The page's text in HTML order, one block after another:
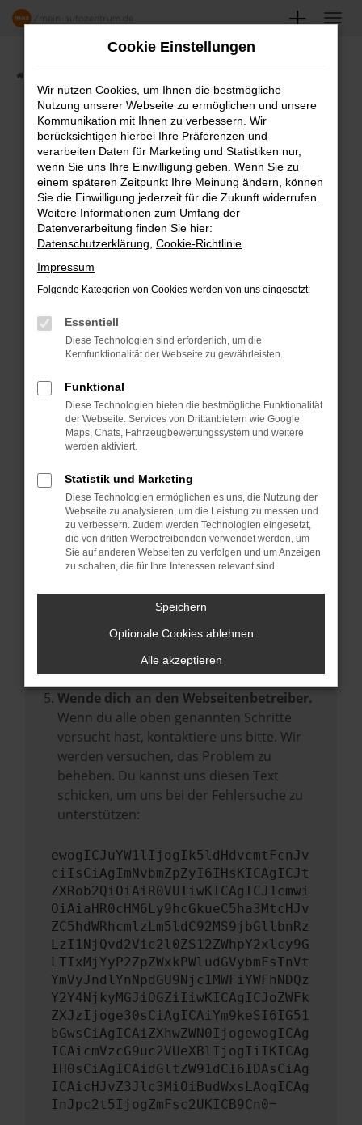
Zum
FAHRZEUGSHOWROOM
Fehler: Network Error
Beim Laden ist ein Fehler aufgetreten.
Hier sind ein paar Tipps, die dir helfen können:
Überprüfe deine Firewall und deine
Laden andere Webseiten, zum Beispiel
deine Suchmaschine?
Manche Erweiterungen, wie Werbeblocker,
können das Laden bestimmter Seiten
verhindern. Funktioniert die Seite in einem
anderen Browser oder in einem privaten
Starte dein Gerät neu.
Das kann manchmal helfen,
vorübergehende Probleme zu beheben.
Stelle sicher, dass dein Browser und dein
Betriebssystem auf dem neuesten Stand
sind.
Veraltete Software birgt nicht nur ein
Sicherheitsrisiko, sondern kann auch dazu
führen, dass bestimmte Funktionen nicht
mehr unterstützt werden.
Wende dich an den Webseitenbetreiber.
Wenn du alle oben genannten Schritte
versucht hast, kontaktiere uns bitte. Wir
werden versuchen, das Problem zu
beheben. Du kannst uns diesen Text
schicken, um uns bei der Fehlersuche zu
unterstützen:
ewogICJuYW1lIjogIk5ldHdvcmtFcnJv
ciIsCiAgImNvbmZpZyI6IHsKICAgICJt
ZXRob2QiOiAiR0VUIiwKICAgICJ1cmwi
OiAiaHR0cHM6Ly9hcGkueC5ha3MtcHJv
ZC5hdWRhcmlzLm5ldC92MS9jbGllbnRz
LzI1NjQvd2Vic2l0ZS12ZWhpY2xlcy9G
LTIxMjYyP2ZpZWxkPWludGVybmFsTnVt
YmVyJndlYnNpdGU9Njc1MWFiYWFhNDQz
Y2Y4NjkyMGJiOGZiIiwKICAgICJoZWFk
ZXJzIjoge30sCiAgICAiYm9keSI6IG51
bGwsCiAgICAiZXhwZWN0IjogewogICAg
ICAicmVzcG9uc2VUeXBlIjogIiIKICAg
IH0sCiAgICAidGltZW91dCI6IDAsCiAg
ICAicHJvZ3Jlc3MiOiBudWxsLAogICAg
InJpc2t5IjogZmFsc2UKICB9Cn0=
Cookie Einstellungen
Wir nutzen Cookies, um Ihnen die bestmögliche
Nutzung unserer Webseite zu ermöglichen und unsere
Kommunikation mit Ihnen zu verbessern. Wir
berücksichtigen hierbei Ihre Präferenzen und
verarbeiten Daten für Marketing und Statistiken nur,
wenn Sie uns Ihre Einwilligung geben. Wenn Sie zu
einem späteren Zeitpunkt Ihre Meinung ändern, können
Sie die Einwilligung jederzeit für die Zukunft widerrufen.
Weitere Informationen zum Umfang der
Datenverarbeitung finden Sie hier:
Datenschutzerklärung Cookie-Richtlinie
Impressum
Folgende Kategorien von Cookies werden von uns eingesetzt:
Essentiell
Diese Technologien sind erforderlich, um die
Kernfunktionalität der Webseite zu gewährleisten.
Funktional
Diese Technologien bieten die bestmögliche Funktionalität
der Webseite. Services von Drittanbietern wie Google
Maps, Chats, Fahrzeugbewertungssystem und weitere
werden aktiviert.
Statistik und Marketing
Diese Technologien ermöglichen es uns, die Nutzung der
Webseite zu analysieren, um die Leistung zu messen und
zu verbessern. Zudem werden Technologien eingesetzt,
die von dritten Werbetreibenden verwendet werden, um
Sie auf anderen Webseiten zu verfolgen und um Anzeigen
zu schalten, die für Ihre Interessen relevant sind.
Speichern
Optionale Cookies ablehnen
Alle akzeptieren